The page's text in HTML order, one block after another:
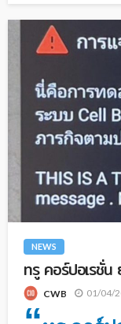
NEWS
ทรู คอร์ปอเรชั่น
CWB 01/04/